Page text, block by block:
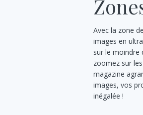
Avec la zone
images en
sur le moindre
zoomez sur
magazine
images, vos
inégalée !